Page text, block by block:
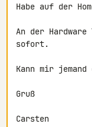
Habe auf der
An der
sofort.
Kann mir
Gruß
Carsten